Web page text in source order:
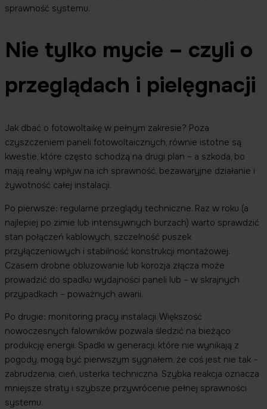
sprawność systemu.
Nie tylko mycie – czyli o
przeglądach i pielęgnacji
Jak dbać o fotowoltaikę w pełnym zakresie? Poza
czyszczeniem paneli fotowoltaicznych, równie istotne są
kwestie, które często schodzą na drugi plan – a szkoda, bo
mają realny wpływ na ich sprawność, bezawaryjne działanie i
żywotność całej instalacji.
Po pierwsze: regularne przeglądy techniczne. Raz w roku (a
najlepiej po zimie lub intensywnych burzach) warto sprawdzić
stan połączeń kablowych, szczelność puszek
przyłączeniowych i stabilność konstrukcji montażowej.
Czasem drobne obluzowanie lub korozja złącza może
prowadzić do spadku wydajności paneli lub – w skrajnych
przypadkach – poważnych awarii.
Po drugie: monitoring pracy instalacji. Większość
nowoczesnych falowników pozwala śledzić na bieżąco
produkcję energii. Spadki w generacji, które nie wynikają z
pogody, mogą być pierwszym sygnałem, że coś jest nie tak –
zabrudzenia, cień, usterka techniczna. Szybka reakcja oznacza
mniejsze straty i szybsze przywrócenie pełnej sprawności
systemu.